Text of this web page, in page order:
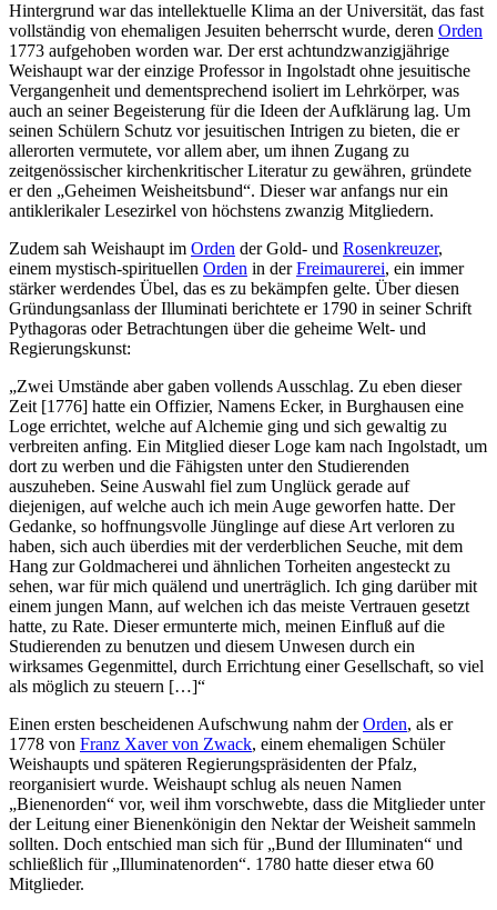
Hintergrund war das intellektuelle Klima an der Universität, das fast
vollständig von ehemaligen Jesuiten beherrscht wurde, deren Orden
1773 aufgehoben worden war. Der erst achtundzwanzigjährige
Weishaupt war der einzige Professor in Ingolstadt ohne jesuitische
Vergangenheit und dementsprechend isoliert im Lehrkörper, was
auch an seiner Begeisterung für die Ideen der Aufklärung lag. Um
seinen Schülern Schutz vor jesuitischen Intrigen zu bieten, die er
allerorten vermutete, vor allem aber, um ihnen Zugang zu
zeitgenössischer kirchenkritischer Literatur zu gewähren, gründete
er den „Geheimen Weisheitsbund“. Dieser war anfangs nur ein
antiklerikaler Lesezirkel von höchstens zwanzig Mitgliedern.
Zudem sah Weishaupt im Orden der Gold- und Rosenkreuzer,
einem mystisch-spirituellen Orden in derFreimaurerei, ein immer
stärker werdendes Übel, das es zu bekämpfen gelte. Über diesen
Gründungsanlass der Illuminati berichtete er 1790 in seiner Schrift
Pythagoras oder Betrachtungen über die geheime Welt- und
Regierungskunst:
„Zwei Umstände aber gaben vollends Ausschlag. Zu eben dieser
Zeit [1776] hatte ein Offizier, Namens Ecker, in Burghausen eine
Loge errichtet, welche auf Alchemie ging und sich gewaltig zu
verbreiten anfing. Ein Mitglied dieser Loge kam nach Ingolstadt, um
dort zu werben und die Fähigsten unter den Studierenden
auszuheben. Seine Auswahl fiel zum Unglück gerade auf
diejenigen, auf welche auch ich mein Auge geworfen hatte. Der
Gedanke, so hoffnungsvolle Jünglinge auf diese Art verloren zu
haben, sich auch überdies mit der verderblichen Seuche, mit dem
Hang zur Goldmacherei und ähnlichen Torheiten angesteckt zu
sehen, war für mich quälend und unerträglich. Ich ging darüber mit
einem jungen Mann, auf welchen ich das meiste Vertrauen gesetzt
hatte, zu Rate. Dieser ermunterte mich, meinen Einfluß auf die
Studierenden zu benutzen und diesem Unwesen durch ein
wirksames Gegenmittel, durch Errichtung einer Gesellschaft, so viel
als möglich zu steuern […]“
Einen ersten bescheidenen Aufschwung nahm derOrden, als er
1778 von Franz Xaver von Zwack, einem ehemaligen Schüler
Weishaupts und späteren Regierungspräsidenten der Pfalz,
reorganisiert wurde. Weishaupt schlug als neuen Namen
„Bienenorden“ vor, weil ihm vorschwebte, dass die Mitglieder unter
der Leitung einer Bienenkönigin den Nektar der Weisheit sammeln
sollten. Doch entschied man sich für „Bund der Illuminaten“ und
schließlich für „Illuminatenorden“. 1780 hatte dieser etwa 60
Mitglieder.